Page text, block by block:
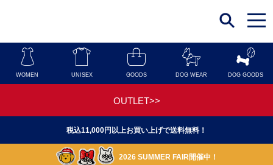
t
o
g
n
a
o
WOMEN UNISEX GOODS DOG WEAR DOG GOODS
OUTLET>>
税込11,000円以上お買い上げで送料無料！
2026 SUMMER FAIR開催中！